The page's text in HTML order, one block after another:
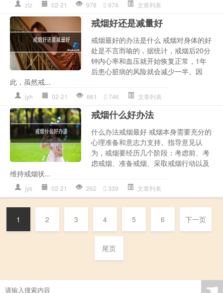
zlz 02-21 978 974 文章列表
戒烟好还是减量好
戒烟最好的办法是什么 戒烟对身体的好
处是不言而喻的，据统计，戒烟后20分
钟内心率和血压就开始恢复正常，1年
后患心脏病的风险就会减少一半。因
此，虽然戒...
jyh 02-21 661 746 文章列表
戒烟什么好办法
什么办法戒烟最好 戒烟本身需要充分的
心理准备和意志力支持。指导意见认
为，戒烟要经历几个阶段：考虑前、考
虑戒烟、准备戒烟、采取戒烟行动以及
维持戒烟状...
jys 02-21 262 339 文章列表
1 2 3 4 5 6 下一页
尾页